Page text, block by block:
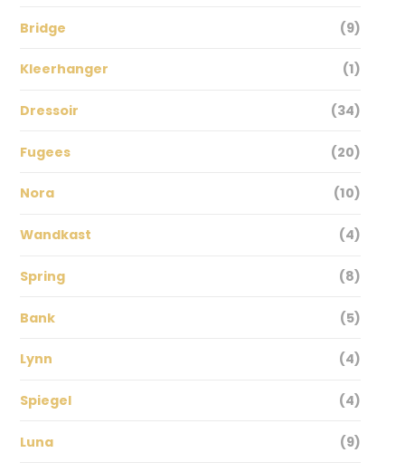
Bridge (9)
Kleerhanger (1)
Dressoir (34)
Fugees (20)
Nora (10)
Wandkast (4)
Spring (8)
Bank (5)
Lynn (4)
Spiegel (4)
Luna (9)